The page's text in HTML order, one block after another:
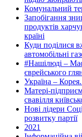
Комунальний
Запобігання
продуктів
країні
Куди поділися
автомобільні
#Нашілюді –
єврейського
Україна –
Матері-
свавілля
Нові лідери
розвитку партії
2021